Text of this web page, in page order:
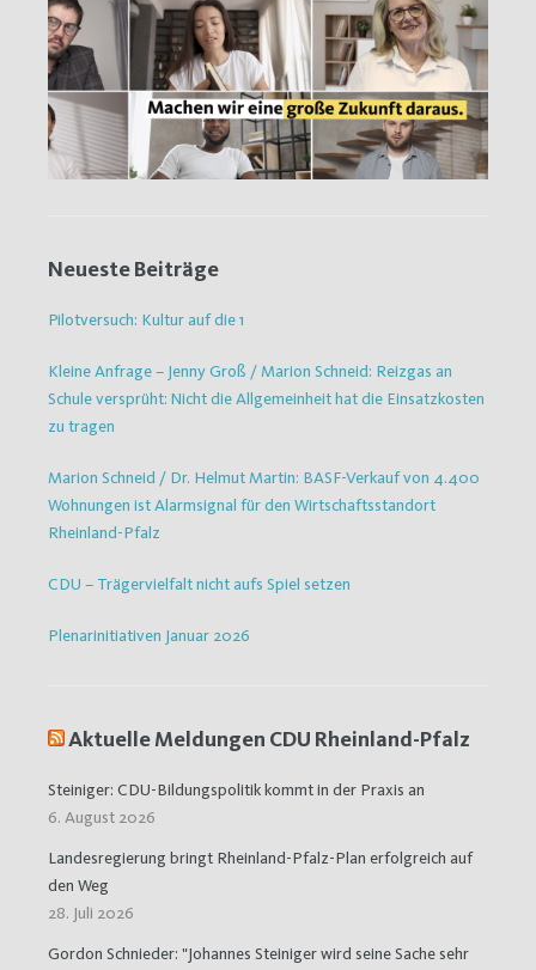
Neueste Beiträge
Pilotversuch: Kultur auf die 1
Kleine Anfrage – Jenny Groß / Marion Schneid: Reizgas an
Schule versprüht: Nicht die Allgemeinheit hat die Einsatzkosten
zu tragen
Marion Schneid / Dr. Helmut Martin: BASF-Verkauf von 4.400
Wohnungen ist Alarmsignal für den Wirtschaftsstandort
Rheinland-Pfalz
CDU – Trägervielfalt nicht aufs Spiel setzen
Plenarinitiativen Januar 2026
Aktuelle Meldungen CDU Rheinland-Pfalz
Steiniger: CDU-Bildungspolitik kommt in der Praxis an
6. August 2026
Landesregierung bringt Rheinland-Pfalz-Plan erfolgreich auf
den Weg
28. Juli 2026
Gordon Schnieder: "Johannes Steiniger wird seine Sache sehr